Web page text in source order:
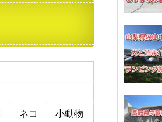
ネコ 小動物